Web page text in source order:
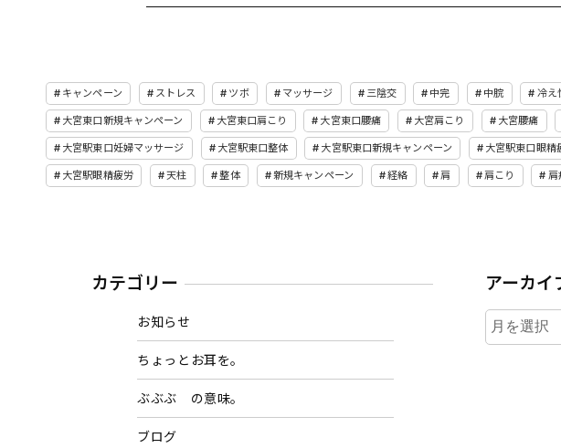
キャンペーン ストレス ツボ マッサージ 三陰交 中完 中脘 冷え
大宮東口新規キャンペーン 大宮東口肩こり 大宮東口腰痛 大宮肩こり 大宮腰痛
大宮駅東口妊婦マッサージ 大宮駅東口整体 大宮駅東口新規キャンペーン 大宮駅東口眼精
大宮駅眼精疲労 天柱 整体 新規キャンペーン 経絡 肩 肩こり 肩
カテゴリー
お知らせ
ちょっとお耳を。
ぶぶぶ の意味。
ブログ
アーカイ
ア
ー